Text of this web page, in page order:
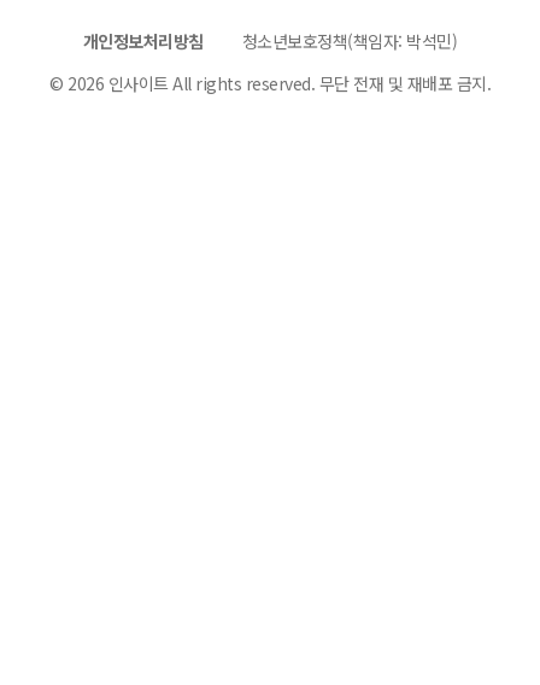
개인정보처리방침
청소년보호정책(책임자: 박석민)
© 2026 인사이트 All rights reserved. 무단 전재 및 재배포 금지.